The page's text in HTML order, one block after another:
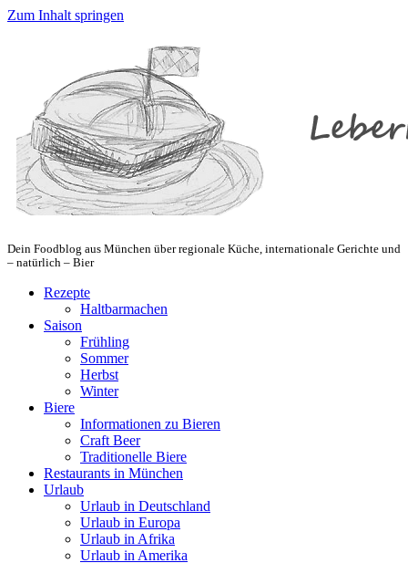
Zum Inhalt springen
Dein Foodblog aus München über regionale Küche, internationale Gerichte und
– natürlich – Bier
Rezepte
Haltbarmachen
Saison
Frühling
Sommer
Herbst
Winter
Biere
Informationen zu Bieren
Craft Beer
Traditionelle Biere
Restaurants in München
Urlaub
Urlaub in Deutschland
Urlaub in Europa
Urlaub in Afrika
Urlaub in Amerika